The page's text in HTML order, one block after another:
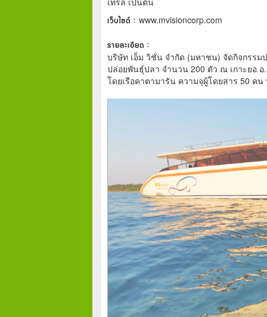
เว็บไซต์ : www.mvisioncorp.com
รายละเอียด :
บริษัท เอ็ม วิชั่น จำกัด (มหาชน) จัดกิจกรรม
ปล่อยพันธุ์ปลา จำนวน 200 ตัว ณ เกาะยอ
โดยเรือคาตามารัน ความจุผู้โดยสาร 50 ค